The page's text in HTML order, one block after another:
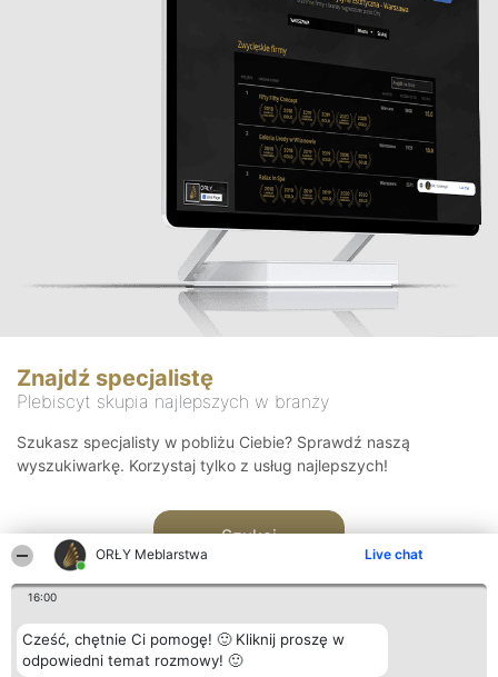
ORŁY Meblarstwa Live chat
16:00
Cześć, chętnie Ci pomogę! 🙂 Kliknij proszę w
odpowiedni temat rozmowy! 🙂
Znajdź specjalistę
Plebiscyt skupia najlepszych w branży
Szukasz specjalisty w pobliżu Ciebie? Sprawdź naszą
wyszukiwarkę. Korzystaj tylko z usług najlepszych!
Szukaj